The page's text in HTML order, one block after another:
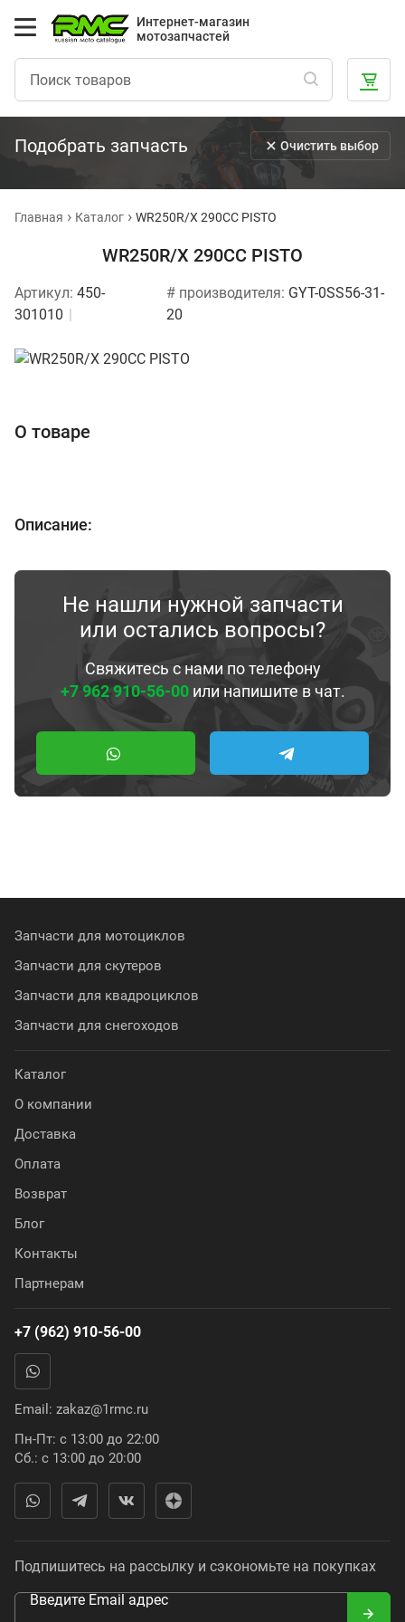
Интернет-магазин
мотозапчастей
Подобрать запчасть Очистить выбор
Главная Каталог WR250R/X 290CC PISTO
WR250R/X 290CC PISTO
Артикул: 450-
301010
# производителя: GYT-0SS56-31-
20
О товаре
Описание:
Не нашли нужной запчасти
или остались вопросы?
Свяжитесь с нами по телефону
+7 962 910-56-00или напишите в чат.
Запчасти для мотоциклов
Запчасти для скутеров
Запчасти для квадроциклов
Запчасти для снегоходов
Каталог
О компании
Доставка
Оплата
Возврат
Блог
Контакты
Партнерам
+7 (962) 910-56-00
Email: zakaz@1rmc.ru
Пн-Пт: с 13:00 до 22:00
Сб.: с 13:00 до 20:00
Подпишитесь на рассылку и сэкономьте на покупках
Введите Email адрес